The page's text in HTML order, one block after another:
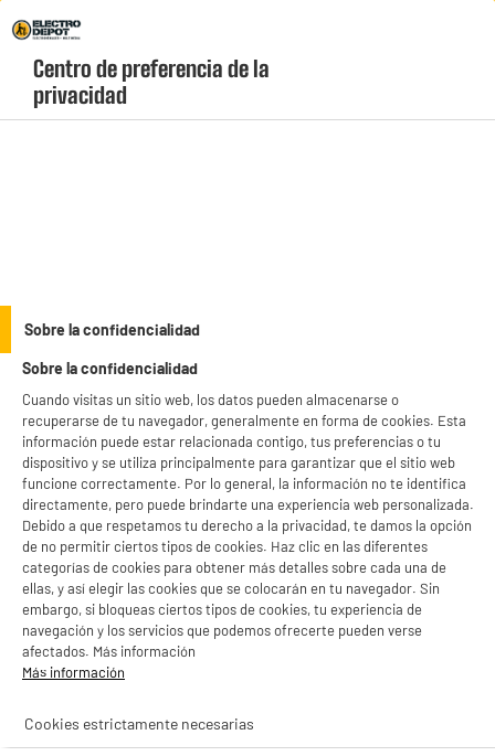
Menú
geolocation-header-icon-text
account
productItem_availability_txt-
current-store
LEGANÉS, MADRID
productItem__availability-
change-btn
product_list_sticky_button_Filter
Centro de preferencia de la
privacidad
Sobre la confidencialidad
Sobre la confidencialidad
Cuando visitas un sitio web, los datos pueden almacenarse o
recuperarse de tu navegador, generalmente en forma de cookies. Esta
información puede estar relacionada contigo, tus preferencias o tu
dispositivo y se utiliza principalmente para garantizar que el sitio web
funcione correctamente. Por lo general, la información no te identifica
directamente, pero puede brindarte una experiencia web personalizada.
Debido a que respetamos tu derecho a la privacidad, te damos la opción
de no permitir ciertos tipos de cookies. Haz clic en las diferentes
categorías de cookies para obtener más detalles sobre cada una de
ellas, y así elegir las cookies que se colocarán en tu navegador. Sin
embargo, si bloqueas ciertos tipos de cookies, tu experiencia de
navegación y los servicios que podemos ofrecerte pueden verse
afectados. Más información
Más información
Cookies estrictamente necesarias